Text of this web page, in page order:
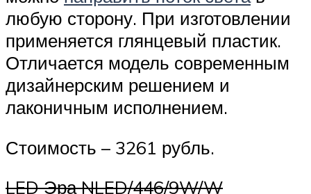
любую сторону. При изготовлении
применяется глянцевый пластик.
Отличается модель современным
дизайнерским решением и
лаконичным исполнением.
Стоимость – 3261 рубль.
LED Эра NLED/446/9W/W